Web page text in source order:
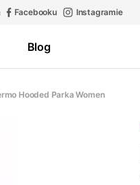
Facebooku Instagramie
Blog
Hooded Parka Women